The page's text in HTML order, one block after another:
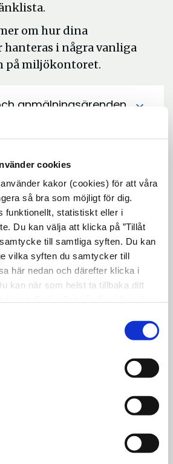
cookies
kakor (cookies) för att våra
så bra som möjligt för dig.
funktionellt, statistiskt eller i
Du kan välja att klicka på ”Tillåt
till samtliga syften. Du kan
vilka syften du samtycker till
här nedan och därefter klicka i
kan när som helst ta tillbaka ditt
läsa om hur kakorna används och
inhämtar och behandlar
om hur dina
i några vanliga
på miljökontoret.
anmälningsärenden
hälsoskydd samt
expand_more
inom miljö- och
livsmedel
expand_more
expand_more
expand_more
kommunala
expand_more